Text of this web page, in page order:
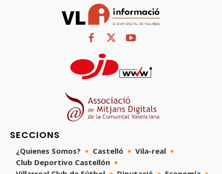
SECCIONS
¿Quienes Somos? Castelló
Vila-real
Club Deportivo Castellón